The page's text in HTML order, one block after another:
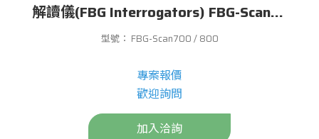
解讀儀(FBG Interrogators) FBG-Scan700 / 800
型號： FBG-Scan700 / 800
專案報價
歡迎詢問
加入洽詢